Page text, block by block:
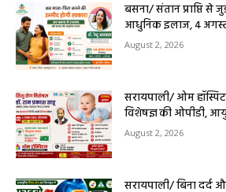
बसना/ संतान प्राप्ति
आधुनिक इलाज, 4 अगस्त
August 2, 2026
सरायपाली/ ओम
विशेषज्ञ की ओपीडी,
August 2, 2026
सरायपाली/ बिना दर्द